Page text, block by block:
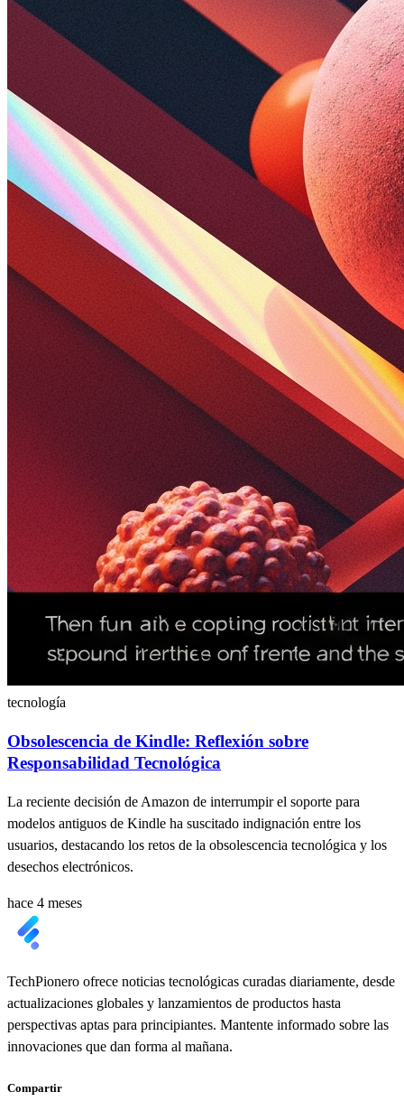
tecnología
Obsolescencia de Kindle: Reflexión sobre
Responsabilidad Tecnológica
La reciente decisión de Amazon de interrumpir el soporte para
modelos antiguos de Kindle ha suscitado indignación entre los
usuarios, destacando los retos de la obsolescencia tecnológica y los
desechos electrónicos.
hace 4 meses
TechPionero ofrece noticias tecnológicas curadas diariamente, desde
actualizaciones globales y lanzamientos de productos hasta
perspectivas aptas para principiantes. Mantente informado sobre las
innovaciones que dan forma al mañana.
Compartir